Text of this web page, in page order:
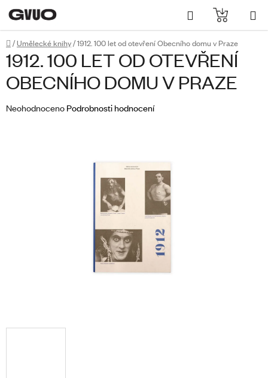
na
obsah
Hledat
KOŠÍK
Domů
/Umělecké knihy/1912. 100 let od otevření Obecního domu v Praze
1912. 100 LET OD OTEVŘENÍ
OBECNÍHO DOMU V PRAZE
Průměrné
NeohodnocenoPodrobnosti hodnocení